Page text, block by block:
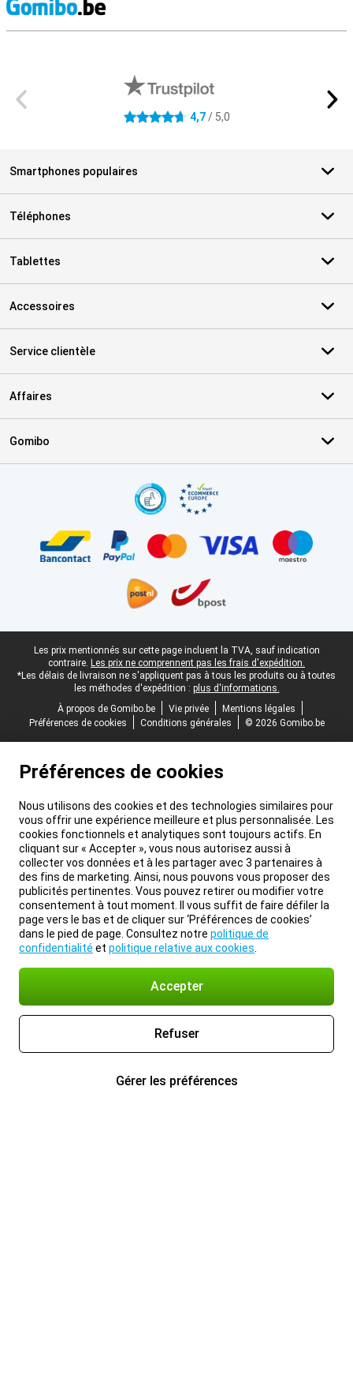
4.7 étoiles 4,7/ 5,0
Smartphones populaires
Téléphones
Tablettes
Accessoires
Service clientèle
Affaires
Gomibo
Pied-de-page légal
Les prix mentionnés sur cette page incluent la TVA, sauf indication
contraire. Les prix ne comprennent pas les frais d'expédition.
*Les délais de livraison ne s'appliquent pas à tous les produits ou à toutes
les méthodes d'expédition : plus d'informations.
À propos de Gomibo.be
Vie privée
Mentions légales
Préférences de cookies
Conditions générales © 2026 Gomibo.be
Préférences de cookies
Nous utilisons des cookies et des technologies similaires pour
vous offrir une expérience meilleure et plus personnalisée. Les
cookies fonctionnels et analytiques sont toujours actifs. En
cliquant sur « Accepter », vous nous autorisez aussi à
collecter vos données et à les partager avec 3 partenaires à
des fins de marketing. Ainsi, nous pouvons vous proposer des
publicités pertinentes. Vous pouvez retirer ou modifier votre
consentement à tout moment. Il vous suffit de faire défiler la
page vers le bas et de cliquer sur ‘Préférences de cookies’
dans le pied de page. Consultez notre politique de
confidentialité et politique relative aux cookies
Accepter
Refuser
Gérer les préférences